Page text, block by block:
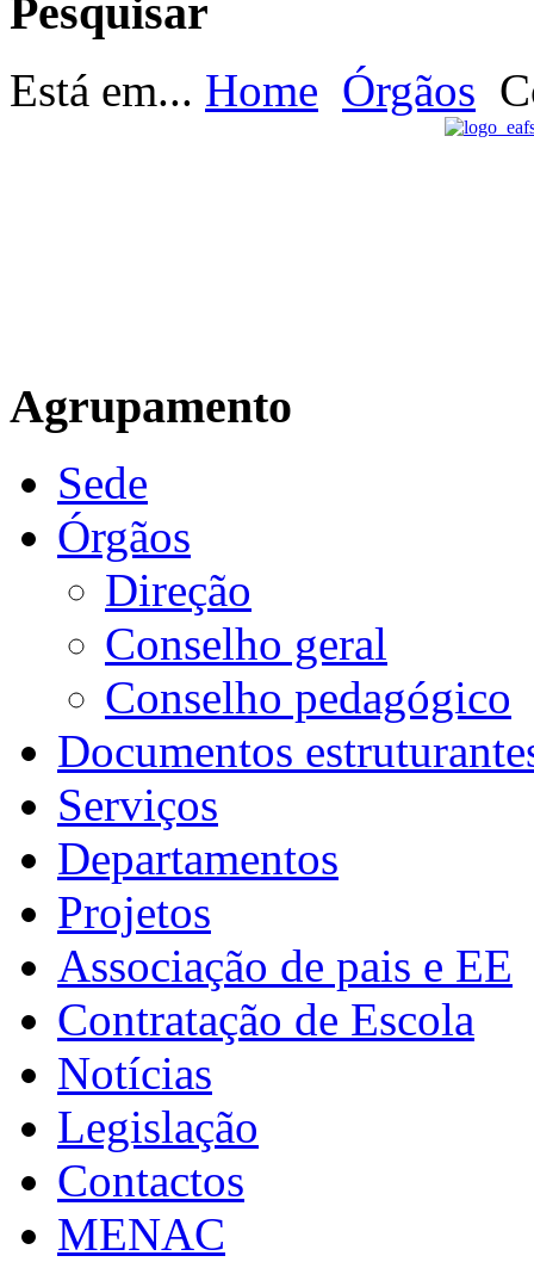
EB Escultor Antº
Pesquisar
Está em... Home Órgãos
Agrupamento
Sede
Órgãos
Direção
Conselho geral
Conselho pedagógico
Documentos
Serviços
Departamentos
Projetos
Associação de pais e EE
Contratação de Escola
Notícias
Legislação
Contactos
MENAC